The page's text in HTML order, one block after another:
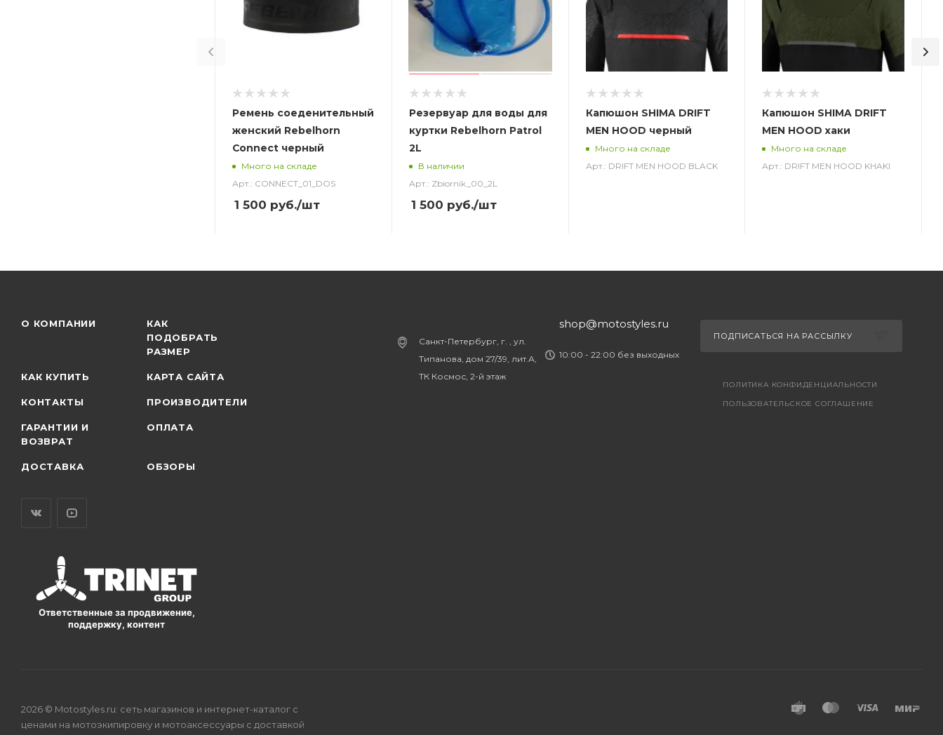
Ремень соеденительный
женский Rebelhorn
Connect черный
Много на складе
Арт.: CONNECT_01_DOS
1 500 руб./шт
Резервуар для воды для
куртки Rebelhorn Patrol
2L
В наличии
Арт.: Zbiornik_00_2L
1 500 руб./шт
Капюшон SHIMA DRIFT
MEN HOOD черный
Много на складе
Арт.: DRIFT MEN HOOD BLACK
Капюшон SHIMA DRIFT
MEN HOOD хаки
Много на складе
Арт.: DRIFT MEN HOOD KHAKI
О КОМПАНИИ
КАК
ПОДОБРАТЬ
РАЗМЕР
КАК КУПИТЬ КАРТА САЙТА
КОНТАКТЫ ПРОИЗВОДИТЕЛИ
ГАРАНТИИ И
ВОЗВРАТ
ОПЛАТА
ДОСТАВКА ОБЗОРЫ
Ответственные за продвижение,
поддержку, контент
Санкт-Петербург, г. , ул.
Типанова, дом 27/39, лит.А,
ТК Космос, 2-й этаж
shop@motostyles.ru
10:00 - 22:00 без выходных
ПОДПИСАТЬСЯ НА РАССЫЛКУ
ПОЛИТИКА КОНФИДЕНЦИАЛЬНОСТИ
ПОЛЬЗОВАТЕЛЬСКОЕ СОГЛАШЕНИЕ
2026 © Motostyles.ru: сеть магазинов и интернет-каталог с
ценами на мотоэкипировку и мотоаксессуары с доставкой